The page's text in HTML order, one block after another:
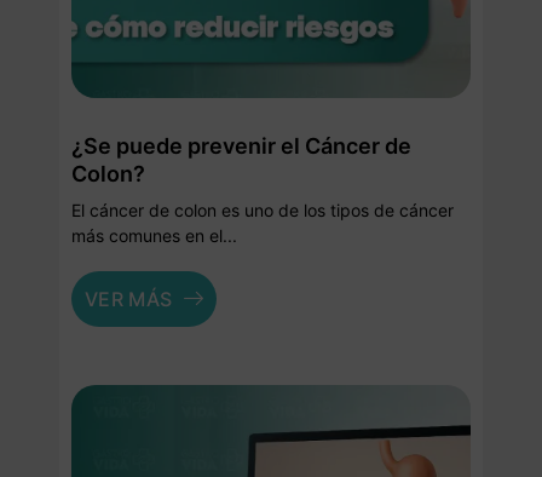
¿Se puede prevenir el Cáncer de
Colon?
El cáncer de colon es uno de los tipos de cáncer
más comunes en el...
VER MÁS